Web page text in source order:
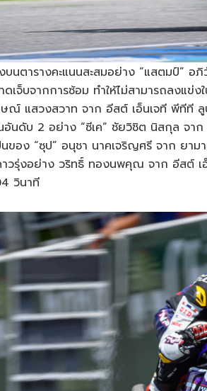
บนตารางคะแนนสะสมอย่าง “แสตมป์”
ดเจ็บจากการซ้อม ทำให้ไม่สามารถลงแ
ณ์ แสวงสวาท จาก อีสต์ เอ็นเจที พีทีที ลู
อันดับ 2 อย่าง “ซีเค” ชัยวิชิต นิสกุล จา
นของ “ซุป” อนุชา นาคเจริญศรี จาก ยา
วรุ่งอย่าง วริทธิ์ ทองนพคุณ จาก อีสต์
วินาที